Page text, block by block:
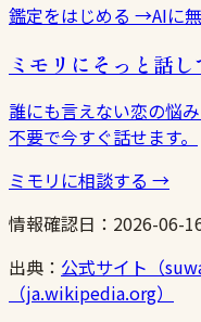
鑑定をはじめる →AIに
ミモリにそっと話し
誰にも言えない恋の悩
不要で今すぐ話せます。
ミモリに相談する →
情報確認日： 2026-06-
出典： 公式サイト（
（ja.wikipedia.org）